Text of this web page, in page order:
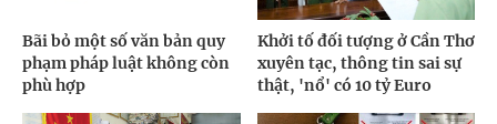
Bãi bỏ một số văn bản quy
phạm pháp luật không còn
phù hợp
Khởi tố đối tượng ở Cần Thơ
xuyên tạc, thông tin sai sự
thật, 'nổ' có 10 tỷ Euro